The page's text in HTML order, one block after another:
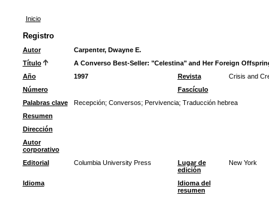
Inicio
Registro
Autor
Carpenter, Dwayne E.
Título
A Converso Best-Seller: "Celestina" and Her Foreign
Año
1997 Revista
Crisis and
Número
Fascículo
Palabras clave
Recepción; Conversos; Pervivencia; Traducción hebrea
Resumen
Dirección
Autor
corporativo
Editorial
Columbia University Press
Lugar de
edición
New York
Idioma
Idioma del
resumen